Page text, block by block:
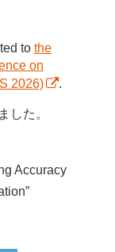
to the
on
2026)
.
した。
Accuracy